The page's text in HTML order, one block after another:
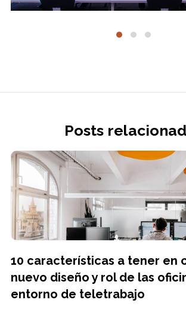
Posts
10 características a tener en
nuevo diseño y rol de las
entorno de teletrabajo